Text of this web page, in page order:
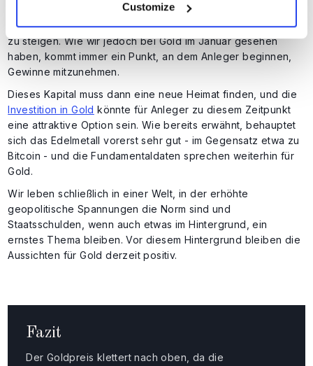
Customize
dass externe Entwicklungen den amerikanischen Markt nicht
davon abhalten, nahezu ununterbrochen auf Rekordhöhen
zu steigen. Wie wir jedoch bei Gold im Januar gesehen
haben, kommt immer ein Punkt, an dem Anleger beginnen,
Gewinne mitzunehmen.
Dieses Kapital muss dann eine neue Heimat finden, und die
Investition in Gold könnte für Anleger zu diesem Zeitpunkt
eine attraktive Option sein. Wie bereits erwähnt, behauptet
sich das Edelmetall vorerst sehr gut - im Gegensatz etwa zu
Bitcoin - und die Fundamentaldaten sprechen weiterhin für
Gold.
Wir leben schließlich in einer Welt, in der erhöhte
geopolitische Spannungen die Norm sind und
Staatsschulden, wenn auch etwas im Hintergrund, ein
ernstes Thema bleiben. Vor diesem Hintergrund bleiben die
Aussichten für Gold derzeit positiv.
Fazit
Der Goldpreis klettert nach oben, da die